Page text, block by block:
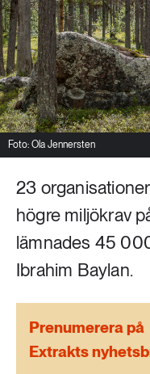
Mat & jordbruk
Skog
Social
Transport
Vatten
252 ARTIKLAR
Landsbygd
939 ARTIKLAR
Livsstil &
Mat & jordbruk
262 ARTIKLAR
Skog
360 ARTIKLAR
Foto: Ola Jennersten
23
högre miljökrav
lämnades 45
Ibrahim Baylan.
Prenumerera på
Extrakts